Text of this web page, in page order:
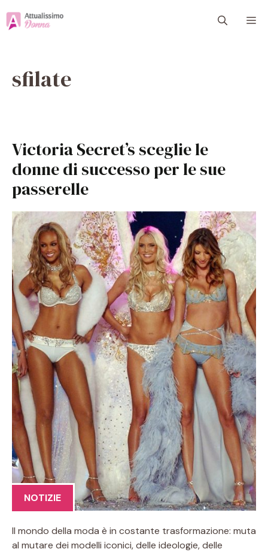
sfilate
Victoria Secret’s sceglie le
donne di successo per le sue
passerelle
NOTIZIE
Il mondo della moda è in costante trasformazione: muta
al mutare dei modelli iconici, delle ideologie, delle